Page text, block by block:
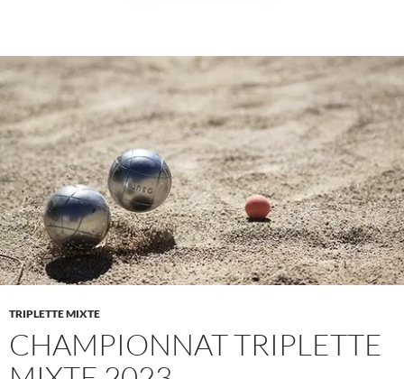
TRIPLETTE MIXTE
CHAMPIONNAT TRIPLETTE